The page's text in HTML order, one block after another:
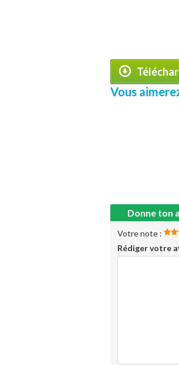
Vous
Donne ton
Votre note :
Rédiger votre